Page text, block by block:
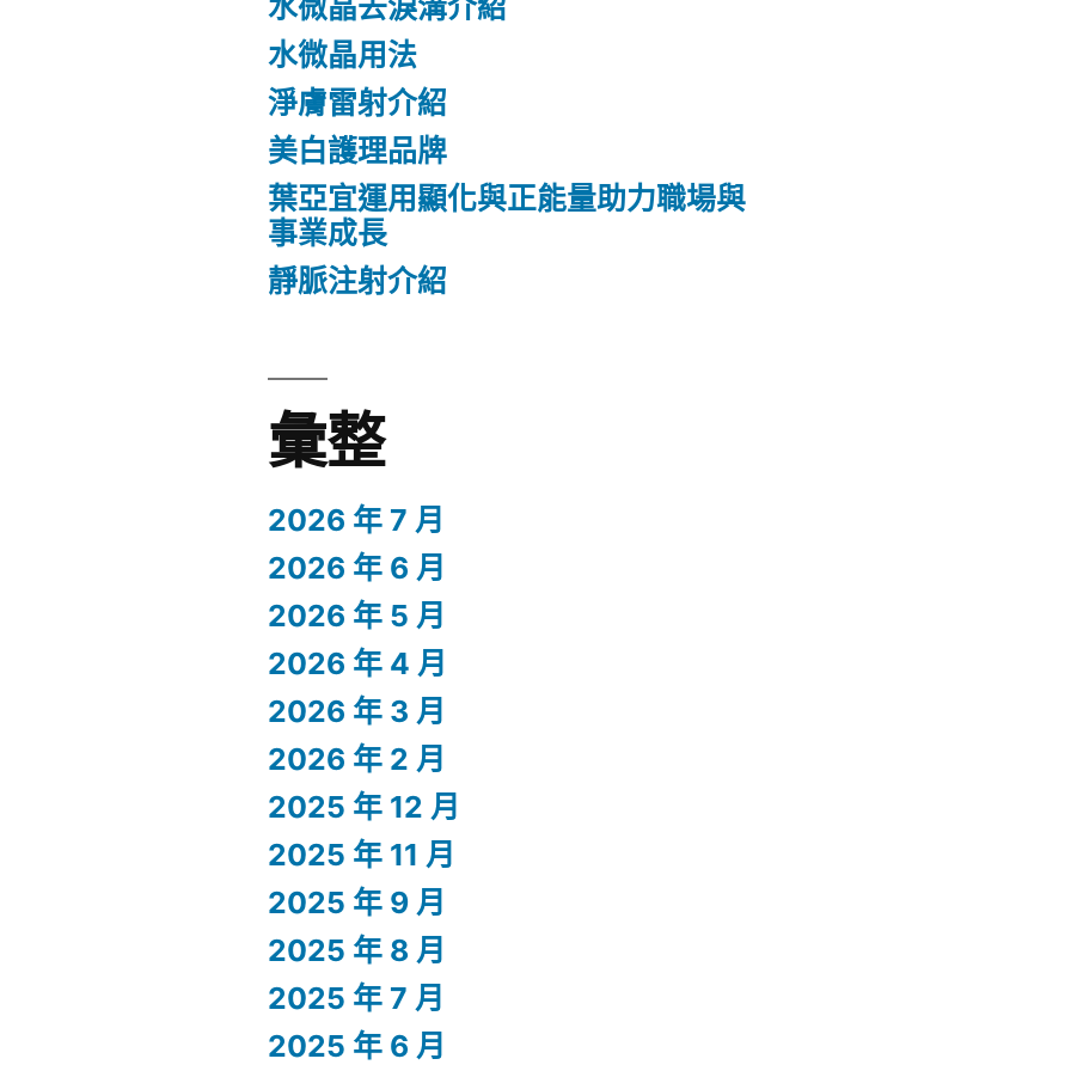
水微晶去淚溝介紹
水微晶用法
淨膚雷射介紹
美白護理品牌
葉亞宜運用顯化與正能量助力職場與
事業成長
靜脈注射介紹
彙整
2026 年 7 月
2026 年 6 月
2026 年 5 月
2026 年 4 月
2026 年 3 月
2026 年 2 月
2025 年 12 月
2025 年 11 月
2025 年 9 月
2025 年 8 月
2025 年 7 月
2025 年 6 月